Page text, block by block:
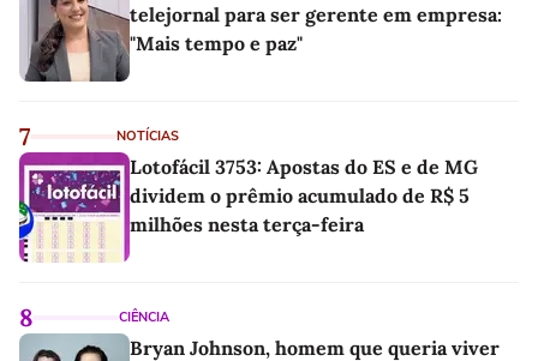
telejornal para ser gerente em empresa:
"Mais tempo e paz"
7 NOTÍCIAS
Lotofácil 3753: Apostas do ES e de MG
dividem o prêmio acumulado de R$ 5
milhões nesta terça-feira
8 CIÊNCIA
Bryan Johnson, homem que queria viver